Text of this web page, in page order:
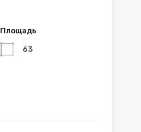
Площадь
63